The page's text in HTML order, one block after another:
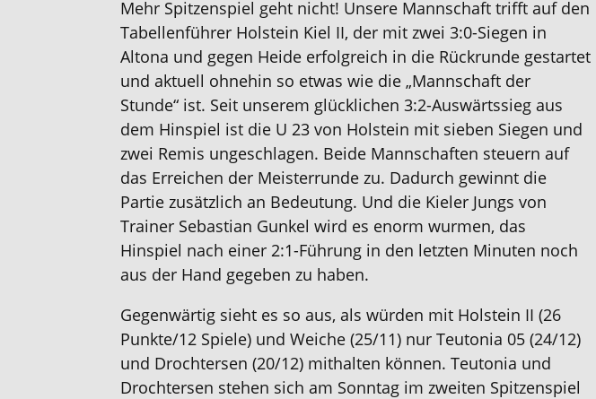
Mehr Spitzenspiel geht nicht! Unsere Mannschaft trifft auf den
Tabellenführer Holstein Kiel II, der mit zwei 3:0-Siegen in
Altona und gegen Heide erfolgreich in die Rückrunde gestartet
und aktuell ohnehin so etwas wie die „Mannschaft der
Stunde“ ist. Seit unserem glücklichen 3:2-Auswärtssieg aus
dem Hinspiel ist die U 23 von Holstein mit sieben Siegen und
zwei Remis ungeschlagen. Beide Mannschaften steuern auf
das Erreichen der Meisterrunde zu. Dadurch gewinnt die
Partie zusätzlich an Bedeutung. Und die Kieler Jungs von
Trainer Sebastian Gunkel wird es enorm wurmen, das
Hinspiel nach einer 2:1-Führung in den letzten Minuten noch
aus der Hand gegeben zu haben.
Gegenwärtig sieht es so aus, als würden mit Holstein II (26
Punkte/12 Spiele) und Weiche (25/11) nur Teutonia 05 (24/12)
und Drochtersen (20/12) mithalten können. Teutonia und
Drochtersen stehen sich am Sonntag im zweiten Spitzenspiel